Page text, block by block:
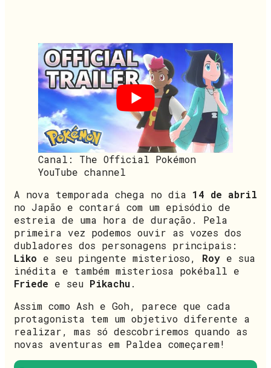
Canal: The Official Pokémon
YouTube channel
A nova temporada chega no dia 14 de abril
no Japão e contará com um episódio de
estreia de uma hora de duração. Pela
primeira vez podemos ouvir as vozes dos
dubladores dos personagens principais:
Liko e seu pingente misterioso, Roy e sua
inédita e também misteriosa pokéball e
Friede e seu Pikachu.
Assim como Ash e Goh, parece que cada
protagonista tem um objetivo diferente a
realizar, mas só descobriremos quando as
novas aventuras em Paldea começarem!